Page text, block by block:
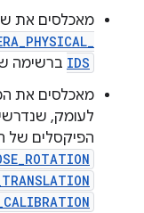
מאכלסים את
IDS ברשימה
מאכלסים את
לעומק,
הפיקסלים של